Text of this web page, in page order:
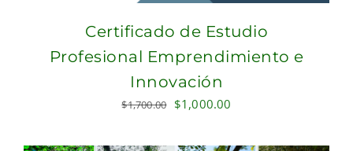
Certificado de Estudio
Profesional Emprendimiento e
Innovación
$1,700.00 Original
was:
$1,000.00
is: